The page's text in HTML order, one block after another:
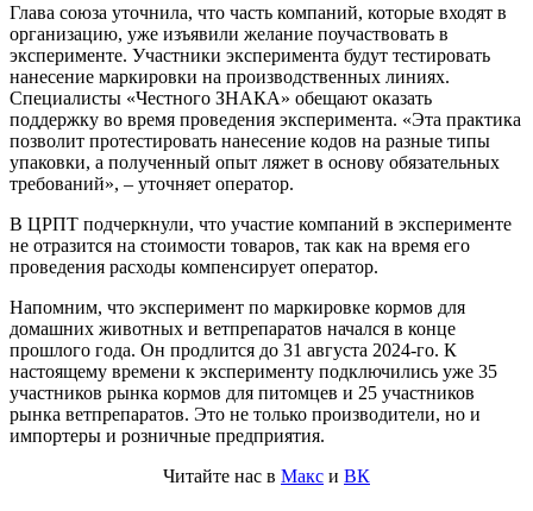
Глава союза уточнила, что часть компаний, которые входят в
организацию, уже изъявили желание поучаствовать в
эксперименте. Участники эксперимента будут тестировать
нанесение маркировки на производственных линиях.
Специалисты «Честного ЗНАКА» обещают оказать
поддержку во время проведения эксперимента. «Эта практика
позволит протестировать нанесение кодов на разные типы
упаковки, а полученный опыт ляжет в основу обязательных
требований», – уточняет оператор.
В ЦРПТ подчеркнули, что участие компаний в эксперименте
не отразится на стоимости товаров, так как на время его
проведения расходы компенсирует оператор.
Напомним, что эксперимент по маркировке кормов для
домашних животных и ветпрепаратов начался в конце
прошлого года. Он продлится до 31 августа 2024-го. К
настоящему времени к эксперименту подключились уже 35
участников рынка кормов для питомцев и 25 участников
рынка ветпрепаратов. Это не только производители, но и
импортеры и розничные предприятия.
Читайте нас в Макс и ВК